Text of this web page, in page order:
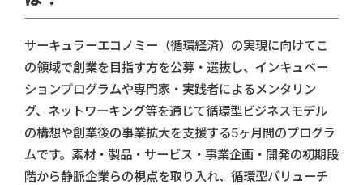
サーキュラーエコノミー（循環経済）の実現に向けてこ
の領域で創業を目指す方を公募・選抜し、インキュベー
ションプログラムや専門家・実践者によるメンタリン
グ、ネットワーキング等を通じて循環型ビジネスモデル
の構想や創業後の事業拡大を支援する5ヶ月間のプログラ
ムです。素材・製品・サービス・事業企画・開発の初期段
階から静脈企業らの視点を取り入れ、循環型バリューチ